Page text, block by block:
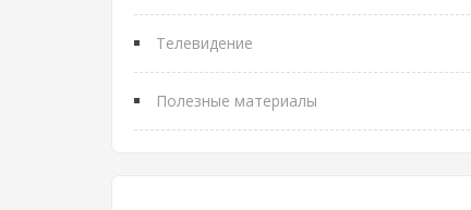
Телевидение
Полезные материалы